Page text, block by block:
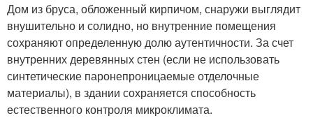
Дом из бруса, обложенный кирпичом, снаружи выглядит
внушительно и солидно, но внутренние помещения
сохраняют определенную долю аутентичности. За счет
внутренних деревянных стен (если не использовать
синтетические паронепроницаемые отделочные
материалы), в здании сохраняется способность
естественного контроля микроклимата.